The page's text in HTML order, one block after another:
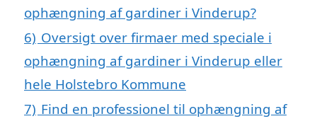
ophængning af gardiner i Vinderup?
6) Oversigt over firmaer med speciale i
ophængning af gardiner i Vinderup eller
hele Holstebro Kommune
7) Find en professionel til ophængning af